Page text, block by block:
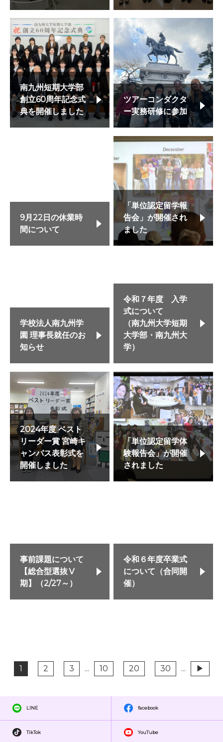
南九州短期大学部
創立60周年記念式
典を開催しました
ツアーコンダクタ
ー実務研修に参加
9月22日の休業時
間について
「単位認定留学報
告会」が開催され
ました
学校法人南九州学
園 理事長就任のお
知らせ
令和７年度 入学
式について
（南九州大学短期
大学部・南九州大
学）
2024年度 ベスト
リーダー賞 宮崎キ
ャンパス表彰式を
開催しました
「単位認定留学体
験報告会」が開催
されました
事前課題について
【総合型選抜Ⅴ
期】（2/27～）
令和６年度卒業式
について（合同開
催）
1 2 3 ... 10 20 30 ... ▶
LINE facebook
TikTok YouTube